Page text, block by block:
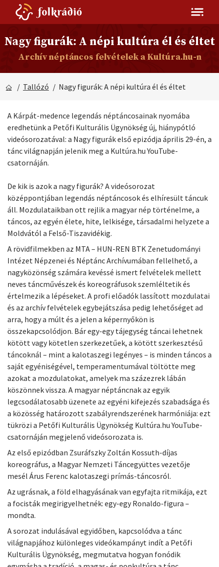
Nagy figurák: A népi kultúra él és éltet
Archív néptáncos felvételek a Kultúra.hu-n
/ Tallózó / Nagy figurák: A népi kultúra él és éltet
A Kárpát-medence legendás néptáncosainak nyomába
eredhetünk a Petőfi Kulturális Ügynökség új, hiánypótló
videósorozatával: a Nagy figurák első epizódja április 29-én, a
tánc világnapján jelenik meg a Kultúra.hu YouTube-
csatornáján.
De kik is azok a nagy figurák? A videósorozat
középpontjában legendás néptáncosok és elhíresült táncuk
áll. Mozdulataikban ott rejlik a magyar nép történelme, a
táncos, az egyén élete, hite, lelkisége, társadalmi helyzete a
Moldvától a Felső-Tiszavidékig.
A rövidfilmekben az MTA – HUN-REN BTK Zenetudományi
Intézet Népzenei és Néptánc Archívumában fellelhető, a
nagyközönség számára kevéssé ismert felvételek mellett
neves táncművészek és koreográfusok szemléltetik és
értelmezik a lépéseket. A profi előadók lassított mozdulatai
és az archív felvételek egybejátszása pedig lehetőséget ad
arra, hogy a múlt és a jelen a képernyőkön is
összekapcsolódjon. Bár egy-egy tájegység táncai lehetnek
kötött vagy kötetlen szerkezetűek, a kötött szerkesztésű
táncoknál – mint a kalotaszegi legényes – is minden táncos a
saját egyéniségével, temperamentumával töltötte meg
azokat a mozdulatokat, amelyek ma százezrek lábán
köszönnek vissza. A magyar néptáncnak az egyik
legcsodálatosabb üzenete az egyéni kifejezés szabadsága és
a közösség határozott szabályrendszerének harmóniája: ezt
tükrözi a Petőfi Kulturális Ügynökség Kultúra.hu YouTube-
csatornáján megjelenő videósorozata is.
Az első epizódban Zsuráfszky Zoltán Kossuth-díjas
koreográfus, a Magyar Nemzeti Táncegyüttes vezetője
mesél Árus Ferenc kalotaszegi prímás-táncosról.
Az ugrásnak, a föld elhagyásának van egyfajta ritmikája, ezt
a focisták megirigyelhetnék: egy-egy Ronaldo-figura –
mondta.
A sorozat indulásával egyidőben, kapcsolódva a tánc
világnapjához különleges videókampányt indít a Petőfi
Kulturális Ügynökség, megmutatva hogyan fonódik